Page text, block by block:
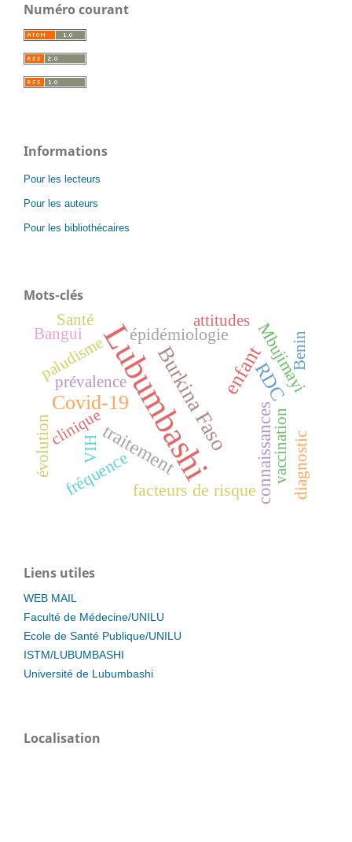
Numéro courant
Informations
Pour les lecteurs
Pour les auteurs
Pour les bibliothécaires
Mots-clés
Lubumbashi
Burkina Faso
Covid-19
enfantRDC
traitement connaissances
épidémiologie
facteurs de risque
Mbujimayi
fréquence
clinique
évolution
prévalence
VIH
paludisme
vaccinationdiagnostic
Bangui Benin
attitudes
Santé
Liens utiles
WEB MAIL
Faculté de Médecine/UNILU
Ecole de Santé Publique/UNILU
ISTM/LUBUMBASHI
Université de Lubumbashi
Localisation